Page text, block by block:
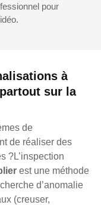
à
sur la
de
de réaliser des
?L’inspection
est une méthode
d’anomalie
(creuser,
pour